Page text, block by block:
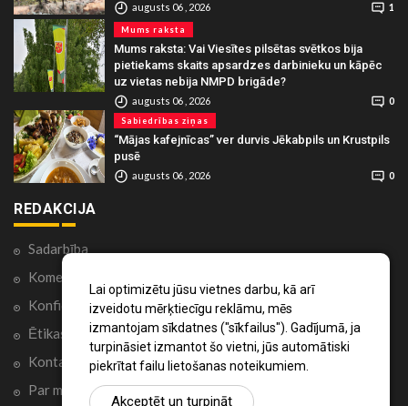
Lai optimizētu jūsu vietnes darbu, kā arī
izveidotu mērķtiecīgu reklāmu, mēs
izmantojam sīkdatnes ("sīkfailus"). Gadījumā, ja
turpināsiet izmantot šo vietni, jūs automātiski
piekrītat failu lietošanas noteikumiem.
Akceptēt un turpināt
augusts 06 , 2026 1
Mums raksta
Mums raksta: Vai Viesītes pilsētas svētkos bija
pietiekams skaits apsardzes darbinieku un kāpēc
uz vietas nebija NMPD brigāde?
augusts 06 , 2026 0
Sabiedrības ziņas
“Mājas kafejnīcas” ver durvis Jēkabpils un Krustpils
pusē
augusts 06 , 2026 0
REDAKCIJA
Sadarbība
Komentāri portālā
Konfidencialitātes politika
Ētikas kodekss
Kontakti
Par mums